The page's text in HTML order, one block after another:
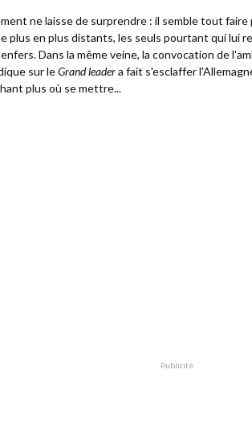
ne laisse de surprendre : il semble tout faire
plus en plus distants, les seuls pourtant qui lui
Dans la même veine, la convocation de
sur leGrand leadera fait s'esclaffer
plus où se mettre...
Publicité